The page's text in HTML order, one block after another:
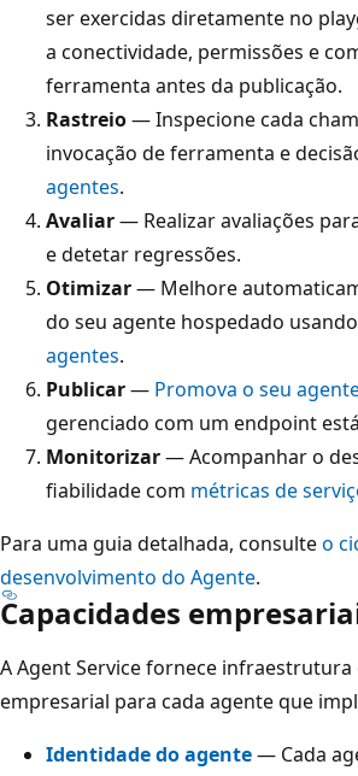
ser exercidas diretamente no
a conectividade, permissões e
ferramenta antes da publicação.
Rastreio— Inspecione cada
invocação de ferramenta e
agentes.
Avaliar— Realizar avaliações
e detetar regressões.
Otimizar— Melhore
do seu agente hospedado
agentes.
Publicar— Promova o seu
gerenciado com um endpoint
Monitorizar— Acompanhar o
fiabilidade com métricas de
Para uma guia detalhada, consulteo
desenvolvimento do Agente.
Capacidades
A Agent Service fornece infraestrutura
empresarial para cada agente que
Identidade do agente— Cada